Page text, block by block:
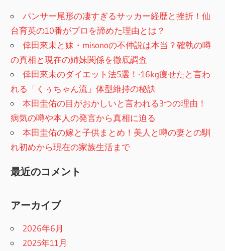
パンサー尾形の凄すぎるサッカー経歴と挫折！仙
台育英の10番がプロを諦めた理由とは？
倖田來未と妹・misonoの不仲説は本当？確執の噂
の真相と現在の姉妹関係を徹底調査
倖田來未のダイエット法5選！-16kg痩せたと言わ
れる「くぅちゃん流」体型維持の秘訣
本田圭佑の目がおかしいと言われる3つの理由！
病気の噂や本人の発言から真相に迫る
本田圭佑の嫁と子供まとめ！美人と噂の妻との馴
れ初めから現在の家族生活まで
最近のコメント
アーカイブ
2026年6月
2025年11月